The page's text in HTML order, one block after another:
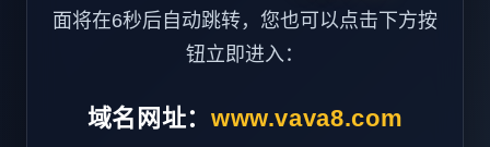
面将在6秒后自动跳转，您也可以点击下方按
钮立即进入：
域名网址： www.vava8.com